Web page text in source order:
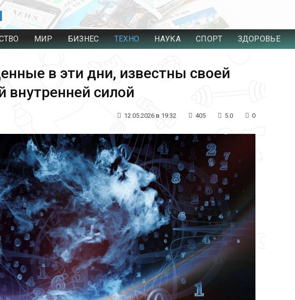
МИР БИЗНЕС ТЕХНО НАУКА СПОРТ ЗДОРОВЬЕ
в эти дни, известны своей
внутренней силой
12.05.2026 в 19:32 405 5.0 0